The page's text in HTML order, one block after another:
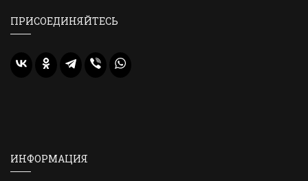
ПРИСОЕДИНЯЙТЕСЬ
ИНФОРМАЦИЯ